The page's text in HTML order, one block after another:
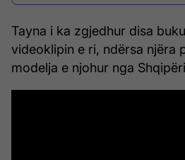
Tayna i ka zgjedhur disa
videoklipin e ri, ndërsa njëra
modelja e njohur nga